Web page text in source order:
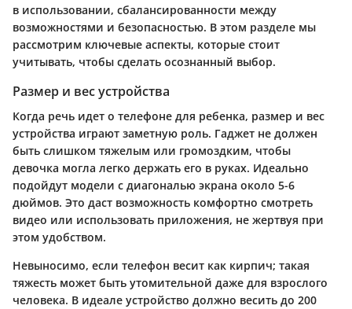
в использовании, сбалансированности между
возможностями и безопасностью. В этом разделе мы
рассмотрим ключевые аспекты, которые стоит
учитывать, чтобы сделать осознанный выбор.
Размер и вес устройства
Когда речь идет о телефоне для ребенка, размер и вес
устройства играют заметную роль. Гаджет не должен
быть слишком тяжелым или громоздким, чтобы
девочка могла легко держать его в руках. Идеально
подойдут модели с диагональю экрана около 5-6
дюймов. Это даст возможность комфортно смотреть
видео или использовать приложения, не жертвуя при
этом удобством.
Невыносимо, если телефон весит как кирпич; такая
тяжесть может быть утомительной даже для взрослого
человека. В идеале устройство должно весить до 200